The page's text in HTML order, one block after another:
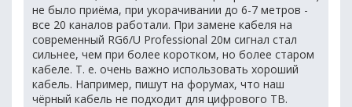
не было приёма, при укорачивании до 6-7 метров -
все 20 каналов работали. При замене кабеля на
современный RG6/U Professional 20м сигнал стал
сильнее, чем при более коротком, но более старом
кабеле. Т. е. очень важно использовать хороший
кабель. Например, пишут на форумах, что наш
чёрный кабель не подходит для цифрового ТВ.